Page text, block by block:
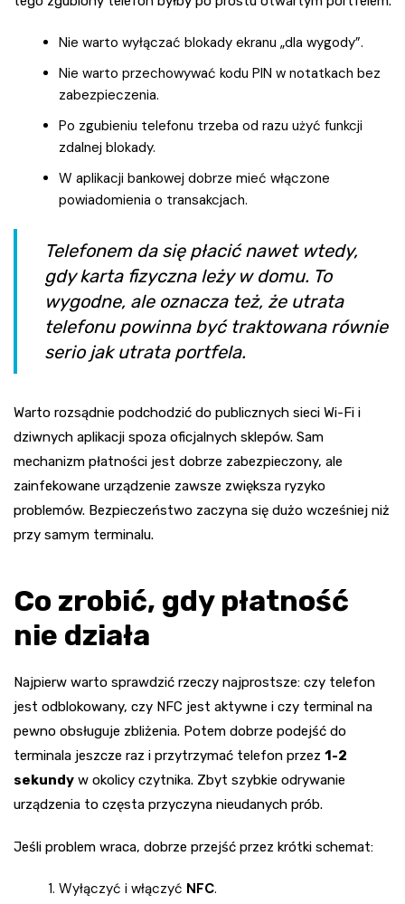
Nie warto wyłączać blokady ekranu „dla wygody”.
Nie warto przechowywać kodu PIN w notatkach bez
zabezpieczenia.
Po zgubieniu telefonu trzeba od razu użyć funkcji
zdalnej blokady.
W aplikacji bankowej dobrze mieć włączone
powiadomienia o transakcjach.
Telefonem da się płacić nawet wtedy,
gdy karta fizyczna leży w domu. To
wygodne, ale oznacza też, że utrata
telefonu powinna być traktowana równie
serio jak utrata portfela.
Warto rozsądnie podchodzić do publicznych sieci Wi-Fi i
dziwnych aplikacji spoza oficjalnych sklepów. Sam
mechanizm płatności jest dobrze zabezpieczony, ale
zainfekowane urządzenie zawsze zwiększa ryzyko
problemów. Bezpieczeństwo zaczyna się dużo wcześniej niż
przy samym terminalu.
Co zrobić, gdy płatność
nie działa
Najpierw warto sprawdzić rzeczy najprostsze: czy telefon
jest odblokowany, czy NFC jest aktywne i czy terminal na
pewno obsługuje zbliżenia. Potem dobrze podejść do
terminala jeszcze raz i przytrzymać telefon przez 1-2
sekundy w okolicy czytnika. Zbyt szybkie odrywanie
urządzenia to częsta przyczyna nieudanych prób.
Jeśli problem wraca, dobrze przejść przez krótki schemat:
Wyłączyć i włączyć NFC.